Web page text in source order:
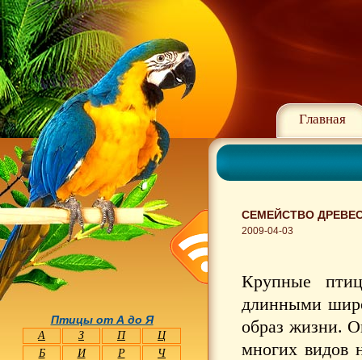
Главная
СЕМЕЙСТВО
2009-04-03
Крупные
длинными
образ жизни.
многих видов
Птицы от А до Я
А З П
Ц
Б
И Р
Ч